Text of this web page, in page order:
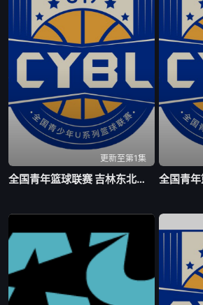
更新至第1集
全国青年篮球联赛 吉林东北虎75-63北京首钢20260805